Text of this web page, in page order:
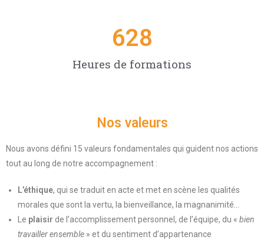
698
Heures de formations
Nos valeurs
Nous avons défini 15 valeurs fondamentales qui guident nos actions
tout au long de notre accompagnement :
L’éthique, qui se traduit en acte et met en scène les qualités
morales que sont la vertu, la bienveillance, la magnanimité…
Le plaisir de l’accomplissement personnel, de l’équipe, du « bien
travailler ensemble » et du sentiment d’appartenance